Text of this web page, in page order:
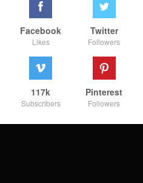
Facebook
Likes
Twitter
Followers
117k
Subscribers
Pinterest
Followers